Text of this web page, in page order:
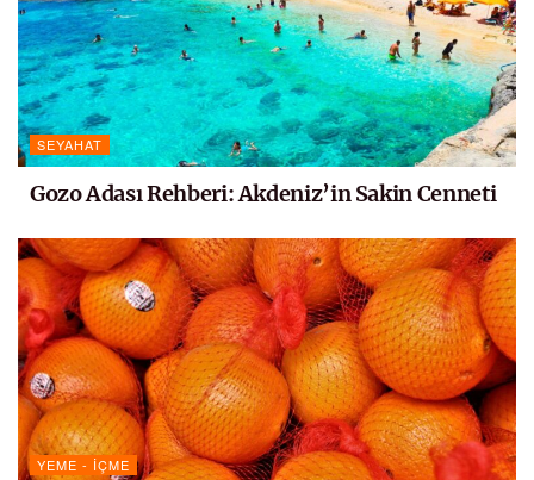
SEYAHAT
Gozo Adası Rehberi: Akdeniz’in Sakin Cenneti
YEME - İÇME